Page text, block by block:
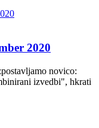
2020
novico:
izvedbi", hkrati